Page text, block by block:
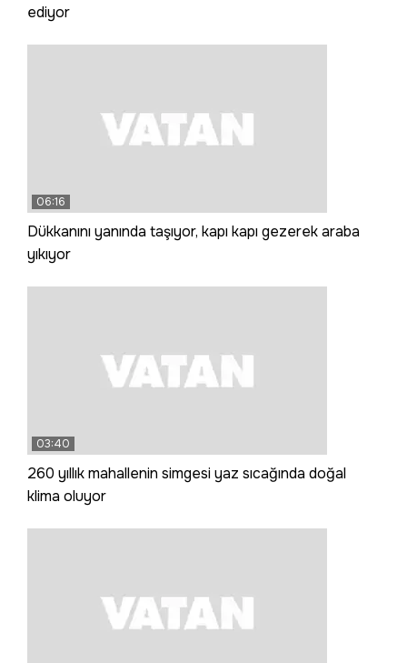
ediyor
06:16
Dükkanını yanında taşıyor, kapı kapı gezerek araba
yıkıyor
03:40
260 yıllık mahallenin simgesi yaz sıcağında doğal
klima oluyor